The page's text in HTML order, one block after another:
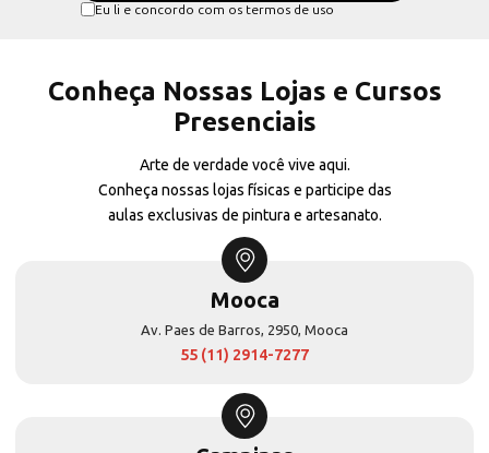
Eu li e concordo com os termos de uso
Conheça Nossas Lojas e Cursos
Presenciais
Arte de verdade você vive aqui.
Conheça nossas lojas físicas e participe das
aulas exclusivas de pintura e artesanato.
Mooca
Av. Paes de Barros, 2950, Mooca
55 (11) 2914-7277